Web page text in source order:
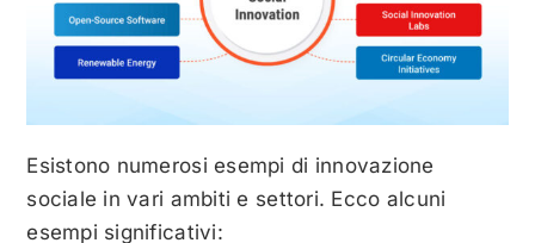
Esistono numerosi esempi di innovazione
sociale in vari ambiti e settori. Ecco alcuni
esempi significativi: